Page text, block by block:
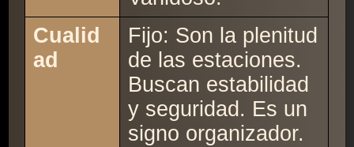
Cualid
ad
Fijo: Son la plenitud
de las estaciones.
Buscan estabilidad
y seguridad. Es un
signo organizador.